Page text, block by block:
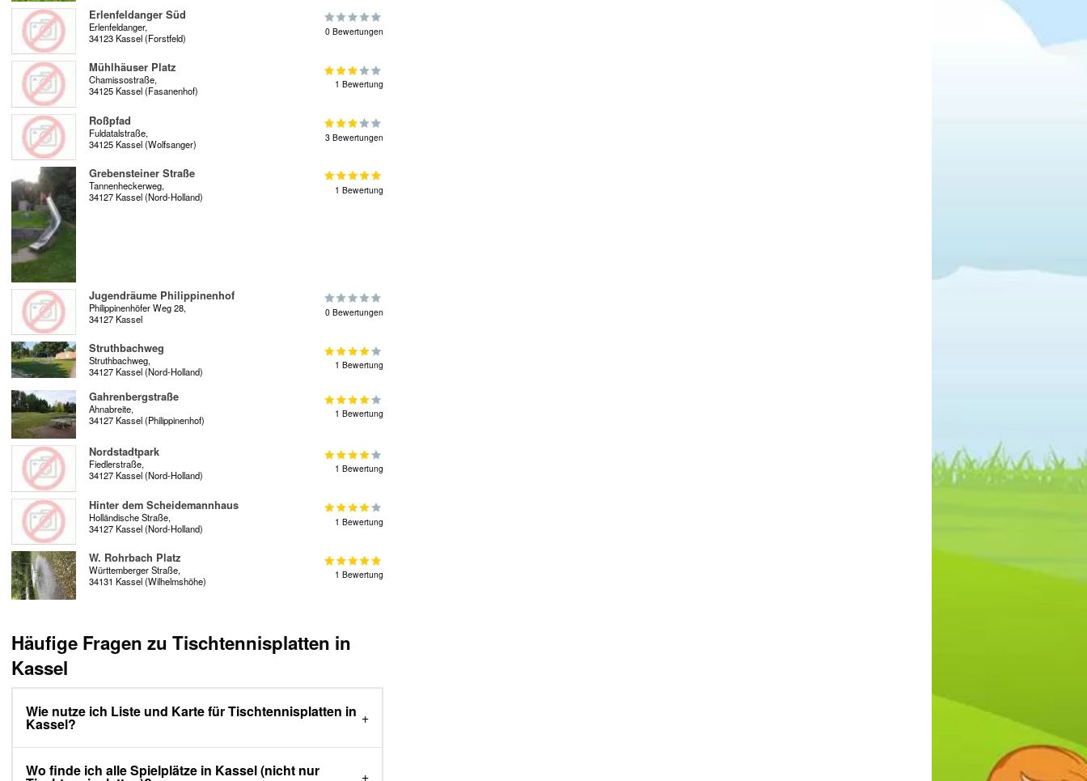
Erlenfeldanger Süd
Erlenfeldanger,
34123 Kassel (Forstfeld)
0 Bewertungen
Mühlhäuser Platz
Chamissostraße,
34125 Kassel (Fasanenhof)
1 Bewertung
Roßpfad
Fuldatalstraße,
34125 Kassel (Wolfsanger)
3 Bewertungen
Grebensteiner Straße
Tannenheckerweg,
34127 Kassel (Nord-Holland)
1 Bewertung
Jugendräume Philippinenhof
Philippinenhöfer Weg 28,
34127 Kassel
0 Bewertungen
Struthbachweg
Struthbachweg,
34127 Kassel (Nord-Holland)
1 Bewertung
Gahrenbergstraße
Ahnabreite,
34127 Kassel (Philippinenhof)
1 Bewertung
Nordstadtpark
Fiedlerstraße,
34127 Kassel (Nord-Holland)
1 Bewertung
Hinter dem Scheidemannhaus
Holländische Straße,
34127 Kassel (Nord-Holland)
1 Bewertung
W. Rohrbach Platz
Württemberger Straße,
34131 Kassel (Wilhelmshöhe)
1 Bewertung
Häufige Fragen zu Tischtennisplatten in
Kassel
Wie nutze ich Liste und Karte für Tischtennisplatten in
Kassel?
Wo finde ich alle Spielplätze in Kassel (nicht nur